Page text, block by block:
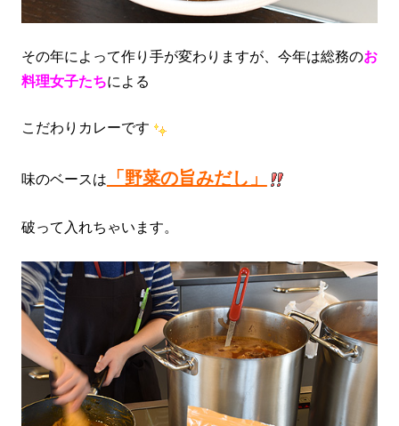
その年によって作り手が変わりますが、今年は総務のお
料理女子たちによる
こだわりカレーです
味のベースは 「野菜の旨みだし」
破って入れちゃいます。